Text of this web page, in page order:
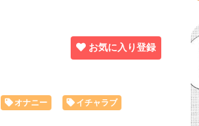
お気に入り登録
オナニー
イチャラブ